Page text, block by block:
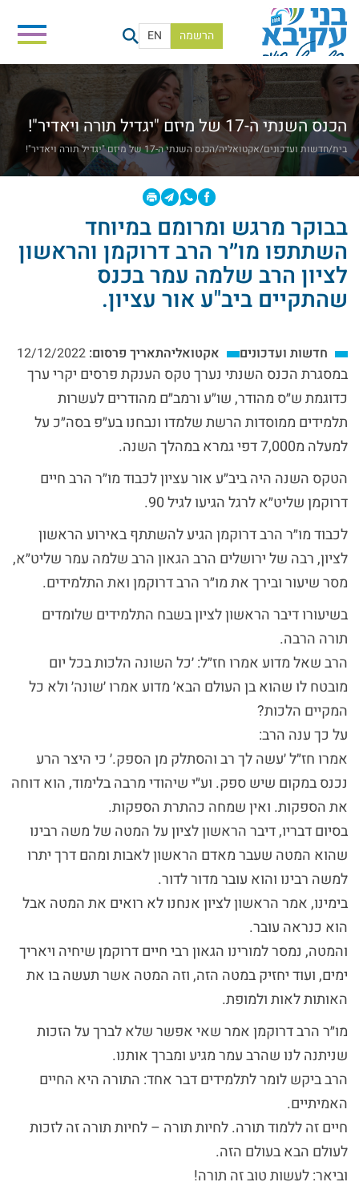
EN הרשמה
הכנס השנתי ה-17 של מיזם "יגדיל תורה ויאדיר"!
בית/חדשות ועדכונים/אקטואליה/הכנס השנתי ה-17 של מיזם "יגדיל תורה ויאדיר"!
בבוקר מרגש ומרומם במיוחד
השתתפו מו״ר הרב דרוקמן והראשון
לציון הרב שלמה עמר בכנס
שהתקיים ביב"ע אור עציון.
חדשות ועדכונים אקטואליהתאריך פרסום:
במסגרת הכנס השנתי נערך טקס הענקת פרסים יקרי ערך
כדוגמת ש״ס מהודר, שו״ע ורמב״ם מהודרים לעשרות
תלמידים ממוסדות הרשת שלמדו ונבחנו בע״פ בסה״כ על
למעלה מ7,000 דפי גמרא במהלך השנה.
הטקס השנה היה ביב״ע אור עציון לכבוד מו״ר הרב חיים
דרוקמן שליט״א לרגל הגיעו לגיל 90.
לכבוד מו״ר הרב דרוקמן הגיע להשתתף באירוע הראשון
לציון, רבה של ירושלים הרב הגאון הרב שלמה עמר שליט״א,
מסר שיעור ובירך את מו״ר הרב דרוקמן ואת התלמידים.
בשיעורו דיבר הראשון לציון בשבח התלמידים שלומדים
תורה הרבה.
הרב שאל מדוע אמרו חז״ל: ׳כל השונה הלכות בכל יום
מובטח לו שהוא בן העולם הבא׳ מדוע אמרו ׳שונה׳ ולא כל
המקיים הלכות?
על כך ענה הרב:
אמרו חז״ל ׳עשה לך רב והסתלק מן הספק.׳ כי היצר הרע
נכנס במקום שיש ספק. וע״י שיהודי מרבה בלימוד, הוא דוחה
את הספקות. ואין שמחה כהתרת הספקות.
בסיום דבריו, דיבר הראשון לציון על המטה של משה רבינו
שהוא המטה שעבר מאדם הראשון לאבות ומהם דרך יתרו
למשה רבינו והוא עובר מדור לדור.
בימינו, אמר הראשון לציון אנחנו לא רואים את המטה אבל
הוא כנראה עובר.
והמטה, נמסר למורינו הגאון רבי חיים דרוקמן שיחיה ויאריך
ימים, ועוד יחזיק במטה הזה, וזה המטה אשר תעשה בו את
האותות לאות ולמופת.
מו״ר הרב דרוקמן אמר שאי אפשר שלא לברך על הזכות
שניתנה לנו שהרב עמר מגיע ומברך אותנו.
הרב ביקש לומר לתלמידים דבר אחד: התורה היא החיים
האמיתיים.
חיים זה ללמוד תורה. לחיות תורה – לחיות תורה זה לזכות
לעולם הבא בעולם הזה.
וביאר: לעשות טוב זה תורה!